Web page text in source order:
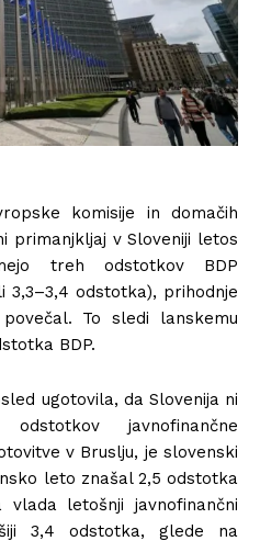
komisije in domačih
primanjkljaj v Sloveniji letos
treh odstotkov BDP
3,3–3,4 odstotka), prihodnje
To sledi lanskemu
BDP.
ugotovila, da Slovenija ni
javnofinančne
v Bruslju, je slovenski
leto znašal 2,5 odstotka
vlada letošnji javnofinančni
3,4 odstotka, glede na